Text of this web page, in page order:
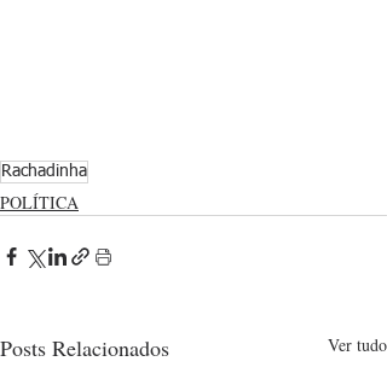
Rachadinha
POLÍTICA
Posts Relacionados Ver tudo